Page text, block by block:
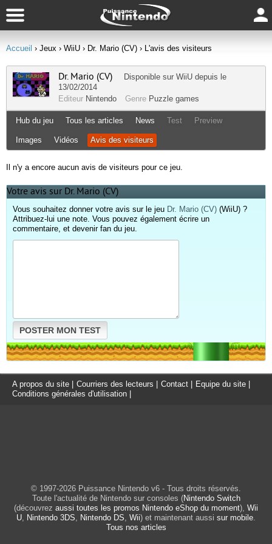
Accueil › Jeux › WiiU › Dr. Mario (CV) › L'avis des visiteurs
Dr. Mario (CV) Disponible sur WiiU depuis le
13/02/2014
Editeur Nintendo Genre Puzzle games
Hub du jeu Tous les articles News Test Preview
Images Vidéos Avis des visiteurs
Il n'y a encore aucun avis de visiteurs pour ce jeu.
Votre avis sur Dr. Mario (CV)
Vous souhaitez donner votre avis sur le jeu Dr. Mario (CV) (WiiU) ?
Attribuez-lui une note. Vous pouvez également écrire un
commentaire, et devenir fan du jeu.
POSTER MON TEST
A propos du site Courriers des lecteurs Contact Equipe du site
Conditions générales d'utilisation
© 1997-2026 Puissance Nintendo v6 - Tous droits réservés.
Toute l'actualité de Nintendo sur consoles (Nintendo Switch
(découvrez aussi toutes les promos Nintendo eShop du moment), Wii
U, Nintendo 3DS, Nintendo DS, Wii) et maintenant aussi sur mobile.
Tous nos articles